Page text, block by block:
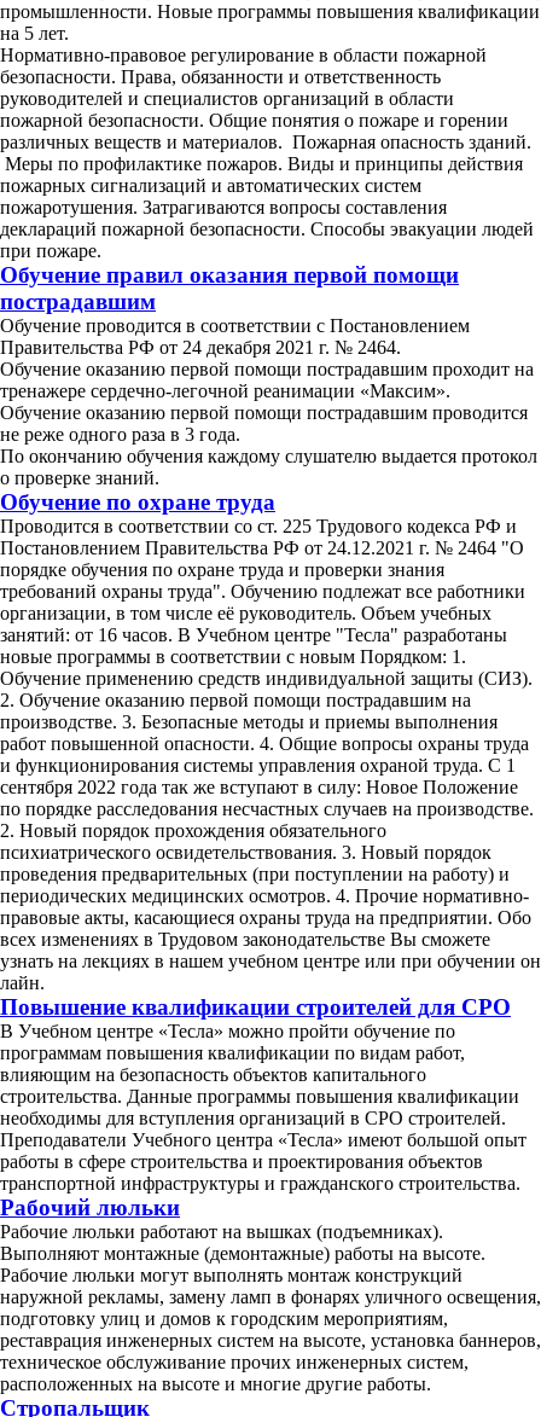
промышленности. Новые программы повышения квалификации
на 5 лет.
Нормативно-правовое регулирование в области пожарной
безопасности. Права, обязанности и ответственность
руководителей и специалистов организаций в области
пожарной безопасности. Общие понятия о пожаре и горении
различных веществ и материалов. Пожарная опасность зданий.
Меры по профилактике пожаров. Виды и принципы действия
пожарных сигнализаций и автоматических систем
пожаротушения. Затрагиваются вопросы составления
деклараций пожарной безопасности. Способы эвакуации людей
при пожаре.
Обучение правил оказания первой помощи
пострадавшим
Обучение проводится в соответствии с Постановлением
Правительства РФ от 24 декабря 2021 г. № 2464.
Обучение оказанию первой помощи пострадавшим проходит на
тренажере сердечно-легочной реанимации «Максим».
Обучение оказанию первой помощи пострадавшим проводится
не реже одного раза в 3 года.
По окончанию обучения каждому слушателю выдается протокол
о проверке знаний.
Обучение по охране труда
Проводится в соответствии со ст. 225 Трудового кодекса РФ и
Постановлением Правительства РФ от 24.12.2021 г. № 2464 "О
порядке обучения по охране труда и проверки знания
требований охраны труда". Обучению подлежат все работники
организации, в том числе её руководитель. Объем учебных
занятий: от 16 часов. В Учебном центре "Тесла" разработаны
новые программы в соответствии с новым Порядком: 1.
Обучение применению средств индивидуальной защиты (СИЗ).
2. Обучение оказанию первой помощи пострадавшим на
производстве. 3. Безопасные методы и приемы выполнения
работ повышенной опасности. 4. Общие вопросы охраны труда
и функционирования системы управления охраной труда. С 1
сентября 2022 года так же вступают в силу: Новое Положение
по порядке расследования несчастных случаев на производстве.
2. Новый порядок прохождения обязательного
психиатрического освидетельствования. 3. Новый порядок
проведения предварительных (при поступлении на работу) и
периодических медицинских осмотров. 4. Прочие нормативно-
правовые акты, касающиеся охраны труда на предприятии. Обо
всех изменениях в Трудовом законодательстве Вы сможете
узнать на лекциях в нашем учебном центре или при обучении он
лайн.
Повышение квалификации строителей для СРО
В Учебном центре «Тесла» можно пройти обучение по
программам повышения квалификации по видам работ,
влияющим на безопасность объектов капитального
строительства. Данные программы повышения квалификации
необходимы для вступления организаций в СРО строителей.
Преподаватели Учебного центра «Тесла» имеют большой опыт
работы в сфере строительства и проектирования объектов
транспортной инфраструктуры и гражданского строительства.
Рабочий люльки
Рабочие люльки работают на вышках (подъемниках).
Выполняют монтажные (демонтажные) работы на высоте.
Рабочие люльки могут выполнять монтаж конструкций
наружной рекламы, замену ламп в фонарях уличного освещения,
подготовку улиц и домов к городским мероприятиям,
реставрация инженерных систем на высоте, установка баннеров,
техническое обслуживание прочих инженерных систем,
расположенных на высоте и многие другие работы.
Стропальщик